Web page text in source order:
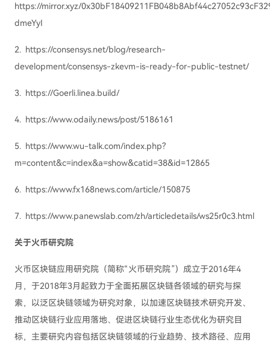
https://mirror.xyz/
dmeYyI
2. https://consensys.net/blog/research-
development/consensys-zkevm-is-ready-for-public-testnet/
3. https://Goerli.linea.build/
4. https://www.odaily.news/post/5186161
5. https://www.wu-talk.com/index.php?
m=content&c=index&a=show&catid=38&id=12865
6. https://www.fx168news.com/article/150875
7. https://www.panewslab.com/zh/articledetails/ws25r0c3.html
关于火币研究院
火币区块链应用研究院（简称“火币研究院”）成立于2016年4
月，于2018年3月起致力于全面拓展区块链各领域的研究与探
索，以泛区块链领域为研究对象，以加速区块链技术研究开发、
推动区块链行业应用落地、促进区块链行业生态优化为研究目
标，主要研究内容包括区块链领域的行业趋势、技术路径、应用